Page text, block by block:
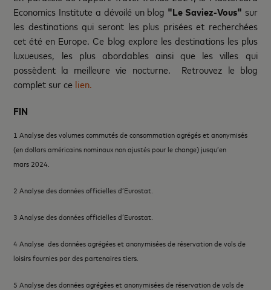
Economics Institute a dévoilé un blog "Le Saviez-Vous" sur
les destinations qui seront les plus prisées et recherchées
cet été en Europe. Ce blog explore les destinations les plus
luxueuses, les plus abordables ainsi que les villes qui
possèdent la meilleure vie nocturne. Retrouvez le blog
complet sur ce lien.
FIN
1 Analyse des volumes commutés de consommation agrégés et anonymisés
(en dollars américains nominaux non ajustés pour le change) jusqu’en
mars 2024.
2 Analyse des données officielles d’Eurostat.
3 Analyse des données officielles d’Eurostat.
4 Analyse des données agrégées et anonymisées de réservation de vols de
loisirs fournies par des partenaires tiers.
5 Analyse des données agrégées et anonymisées de réservation de vols de